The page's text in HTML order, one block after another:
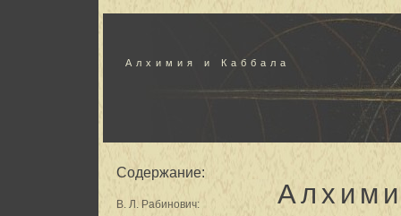
Алхимия и Каббала
Содержание:
В. Л. Рабинович: